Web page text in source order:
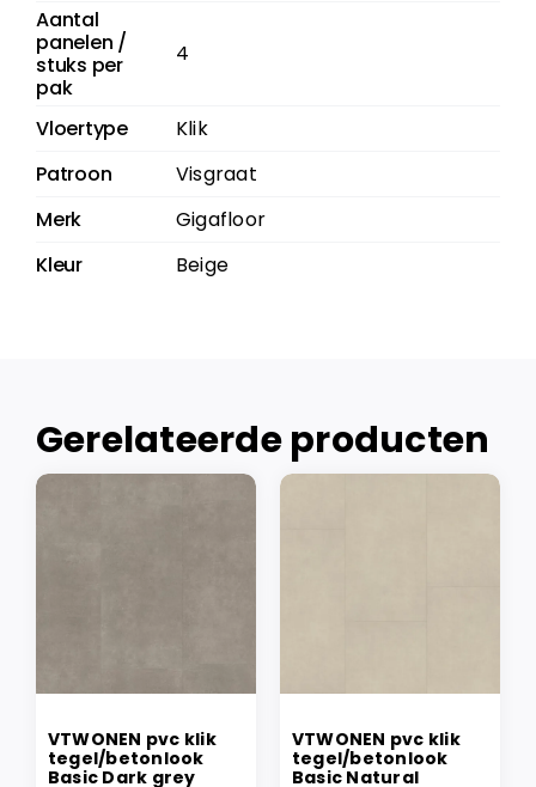
Aantal
panelen /
stuks per
pak
4
Vloertype
Klik
Patroon
Visgraat
Merk
Gigafloor
Kleur
Beige
Gerelateerde producten
VTWONEN pvc klik
tegel/betonlook
Basic Dark grey
VTWONEN pvc klik
tegel/betonlook
Basic Natural